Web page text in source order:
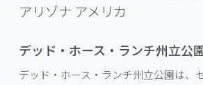
アリゾナ アメリカ
デッド・ホース・ランチ州立公
デッド・ホース・ランチ州立公園は、